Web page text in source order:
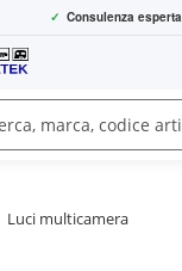
✓ Consulenza esperta
Luci multicamera